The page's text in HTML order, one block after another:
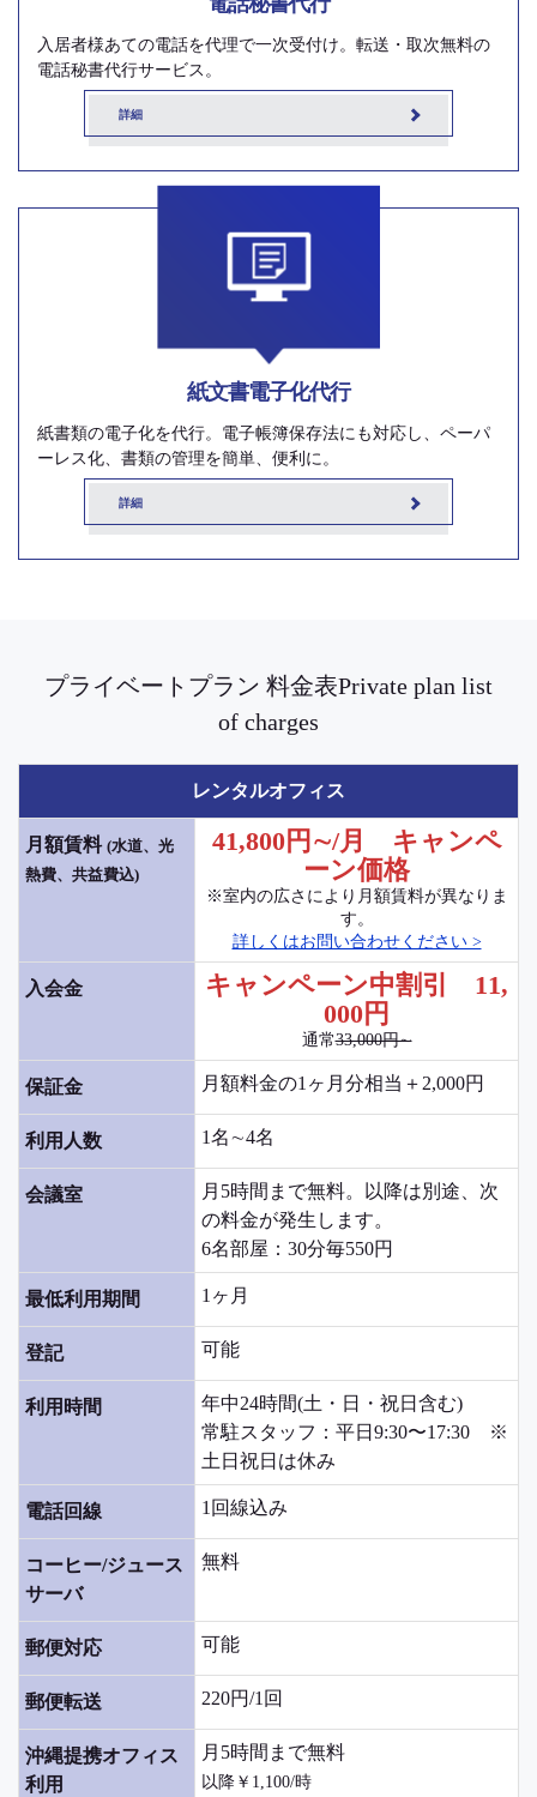
入居者様あての電話を代理で一次受付け。転送・取次無料の
電話秘書代行サービス。
詳細
紙文書電子化代行
紙書類の電子化を代行。電子帳簿保存法にも対応し、ペーパ
ーレス化、書類の管理を簡単、便利に。
詳細
プライベートプラン 料金表Private plan list
of charges
レンタルオフィス
月額賃料 (水道、光
熱費、共益費込)
41,800円∼/月 キャンペ
ーン価格
※室内の広さにより月額賃料が異なりま
す。
詳しくはお問い合わせください >
入会金
キャンペーン中割引 11,
000円
通常33,000円∼
保証金 月額料金の1ヶ月分相当＋2,000円
利用人数 1名∼4名
会議室
月5時間まで無料。以降は別途、次
の料金が発生します。
6名部屋：30分毎550円
最低利用期間 1ヶ月
登記 可能
利用時間
年中24時間(土・日・祝日含む)
常駐スタッフ：平日9:30〜17:30 ※
土日祝日は休み
電話回線 1回線込み
コーヒー/ジュース
サーバ
無料
郵便対応 可能
郵便転送 220円/1回
沖縄提携オフィス
利用
月5時間まで無料
以降￥1,100/時